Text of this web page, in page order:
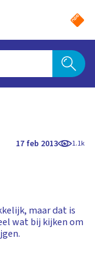
17 feb 2013 1.1k
maar dat is
wat bij kijken om